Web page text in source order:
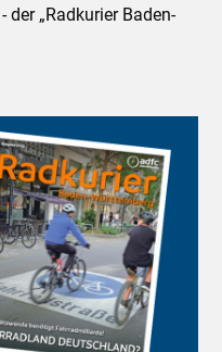
der „Radkurier Baden-